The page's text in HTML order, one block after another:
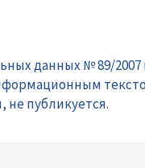
данных № 89/
не публикуется.